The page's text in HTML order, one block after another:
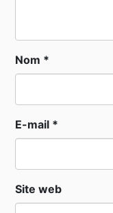
Nom *
E-mail *
Site web